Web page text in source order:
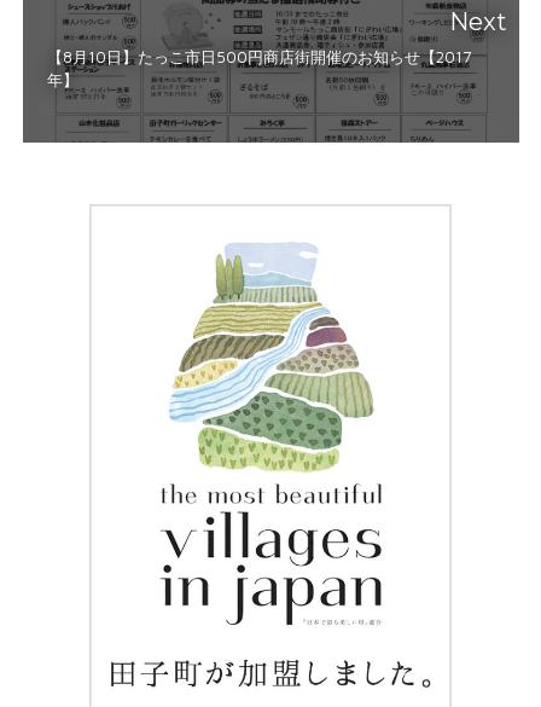
Next
【8月10日】たっこ市日500円商店街開催のお知らせ【2017
年】